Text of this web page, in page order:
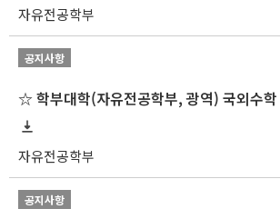
자유전공학부
공지사항
자유전공학부
공지사항